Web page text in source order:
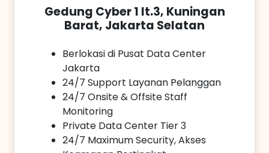
Gedung Cyber 1 lt.3, Kuningan
Barat, Jakarta Selatan
Berlokasi di Pusat Data Center
Jakarta
24/7 Support Layanan Pelanggan
24/7 Onsite & Offsite Staff
Monitoring
Private Data Center Tier 3
24/7 Maximum Security, Akses